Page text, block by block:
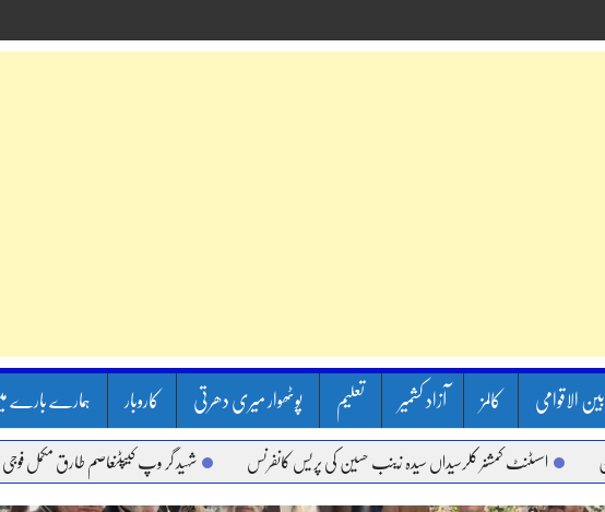
بین الاقوامی کالمز آزاد کشمیر تعلیم پوٹھوار میری دھرتی کاروبار ہمارے بارے
اسسٹنٹ کمشنر کلرسیداں سیدہ زینب حسین کی پریس کانفرنس شہید گر وپ کیپٹنعاصم طارق مکمل فوجی اعزاز